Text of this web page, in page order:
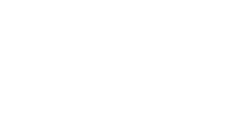
Russell A. Barkley, Ph.D., ABPP (Certificate of
την εξειδίκευση στη Γνωσιακή-
για ενήλικες με ΔΕΠΥ (
Αυτή την περίοδο εκπαιδεύεται